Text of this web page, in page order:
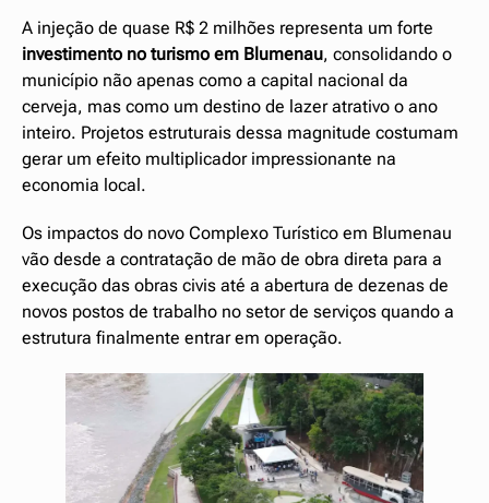
A injeção de quase R$ 2 milhões representa um forte
investimento no turismo em Blumenau, consolidando o
município não apenas como a capital nacional da
cerveja, mas como um destino de lazer atrativo o ano
inteiro. Projetos estruturais dessa magnitude costumam
gerar um efeito multiplicador impressionante na
economia local.
Os impactos do novo Complexo Turístico em Blumenau
vão desde a contratação de mão de obra direta para a
execução das obras civis até a abertura de dezenas de
novos postos de trabalho no setor de serviços quando a
estrutura finalmente entrar em operação.